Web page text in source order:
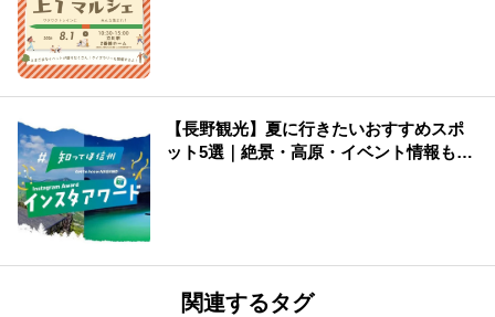
【長野観光】夏に行きたいおすすめスポ
ット5選｜絶景・高原・イベント情報も紹
関連するタグ